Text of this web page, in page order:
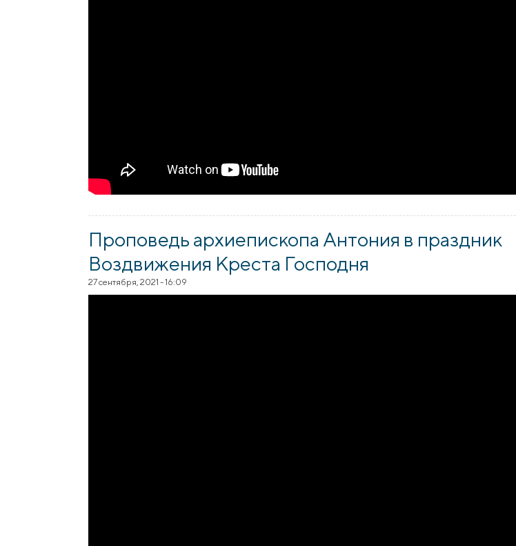
Проповедь архиепископа Антония в праздник
Воздвижения Креста Господня
27 сентября, 2021 - 16:09